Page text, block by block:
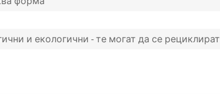
и екологични - те могат да се рециклират